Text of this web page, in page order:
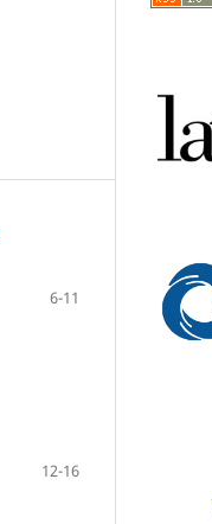
6-11
12-16